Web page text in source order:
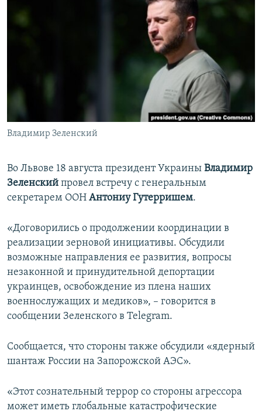
СОВЕТЫ ПРАВОЗАЩИТНИКОВ
КРЫМ.НЕПОКОРЕННЫЙ
УКРАИНСКАЯ ПРОБЛЕМА КРЫМА
Qırımtatar
Все сайты RFE/RL
Владимир Зеленский
Во Львове 18 августа президент Украины Владимир
Зеленский провел встречу с генеральным
секретарем ООН Антониу Гутерришем.
«Договорились о продолжении координации в
реализации зерновой инициативы. Обсудили
возможные направления ее развития, вопросы
незаконной и принудительной депортации
украинцев, освобождение из плена наших
военнослужащих и медиков», – говорится в
сообщении Зеленского в Telegram.
Сообщается, что стороны также обсудили «ядерный
шантаж России на Запорожской АЭС».
«Этот сознательный террор со стороны агрессора
может иметь глобальные катастрофические